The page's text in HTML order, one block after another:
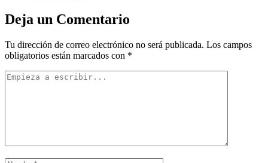
Deja un Comentario
Tu dirección de correo electrónico no será publicada. Los campos
obligatorios están marcados con *